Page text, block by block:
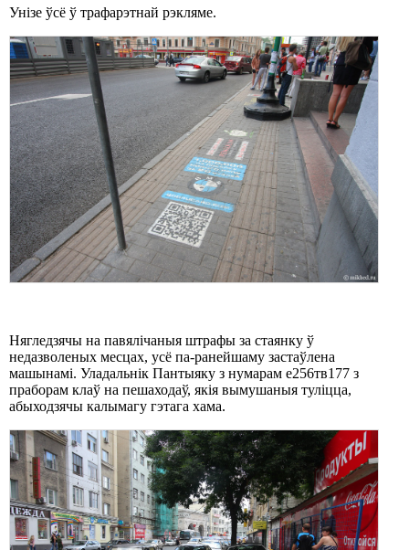
Унізе ўсё ў трафарэтнай рэкляме.
Нягледзячы на павялічаныя штрафы за стаянку ў
недазволеных месцах, усё па-ранейшаму застаўлена
машынамі. Уладальнік Пантыяку з нумарам е256тв177 з
праборам клаў на пешаходаў, якія вымушаныя туліцца,
абыходзячы калымагу гэтага хама.